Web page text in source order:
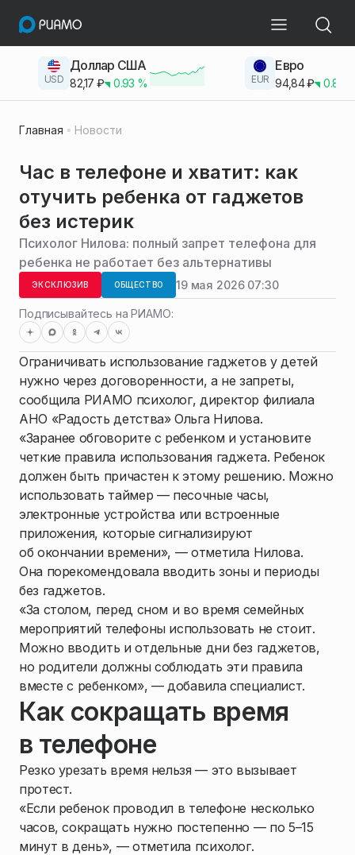
USD
Доллар США
82,17 ₽ 0.93 % EUR
Евро
94,84₽ 0.83
Главная Новости
Час в телефоне и хватит: как
отучить ребенка от гаджетов
без истерик
Психолог Нилова: полный запрет телефона для
ребенка не работает без альтернативы
ЭКСКЛЮЗИВ ОБЩЕСТВО 19 мая 2026 07:30
Подписывайтесь на РИАМО:
Ограничивать использование гаджетов у детей
нужно через договоренности, а не запреты,
сообщила РИАМО психолог, директор филиала
АНО «Радость детства» Ольга Нилова.
«Заранее обговорите с ребенком и установите
четкие правила использования гаджета. Ребенок
должен быть причастен к этому решению. Можно
использовать таймер — песочные часы,
электронные устройства или встроенные
приложения, которые сигнализируют
об окончании времени», — отметила Нилова.
Она порекомендовала вводить зоны и периоды
без гаджетов.
«За столом, перед сном и во время семейных
мероприятий телефоны использовать не стоит.
Можно вводить и отдельные дни без гаджетов,
но родители должны соблюдать эти правила
вместе с ребенком», — добавила специалист.
Как сокращать время
в телефоне
Резко урезать время нельзя — это вызывает
протест.
«Если ребенок проводил в телефоне несколько
часов, сокращать нужно постепенно — по 5–15
минут в день», — отметила психолог.